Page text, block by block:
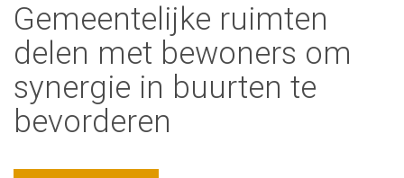
Gemeentelijke ruimten
delen met bewoners om
synergie in buurten te
bevorderen